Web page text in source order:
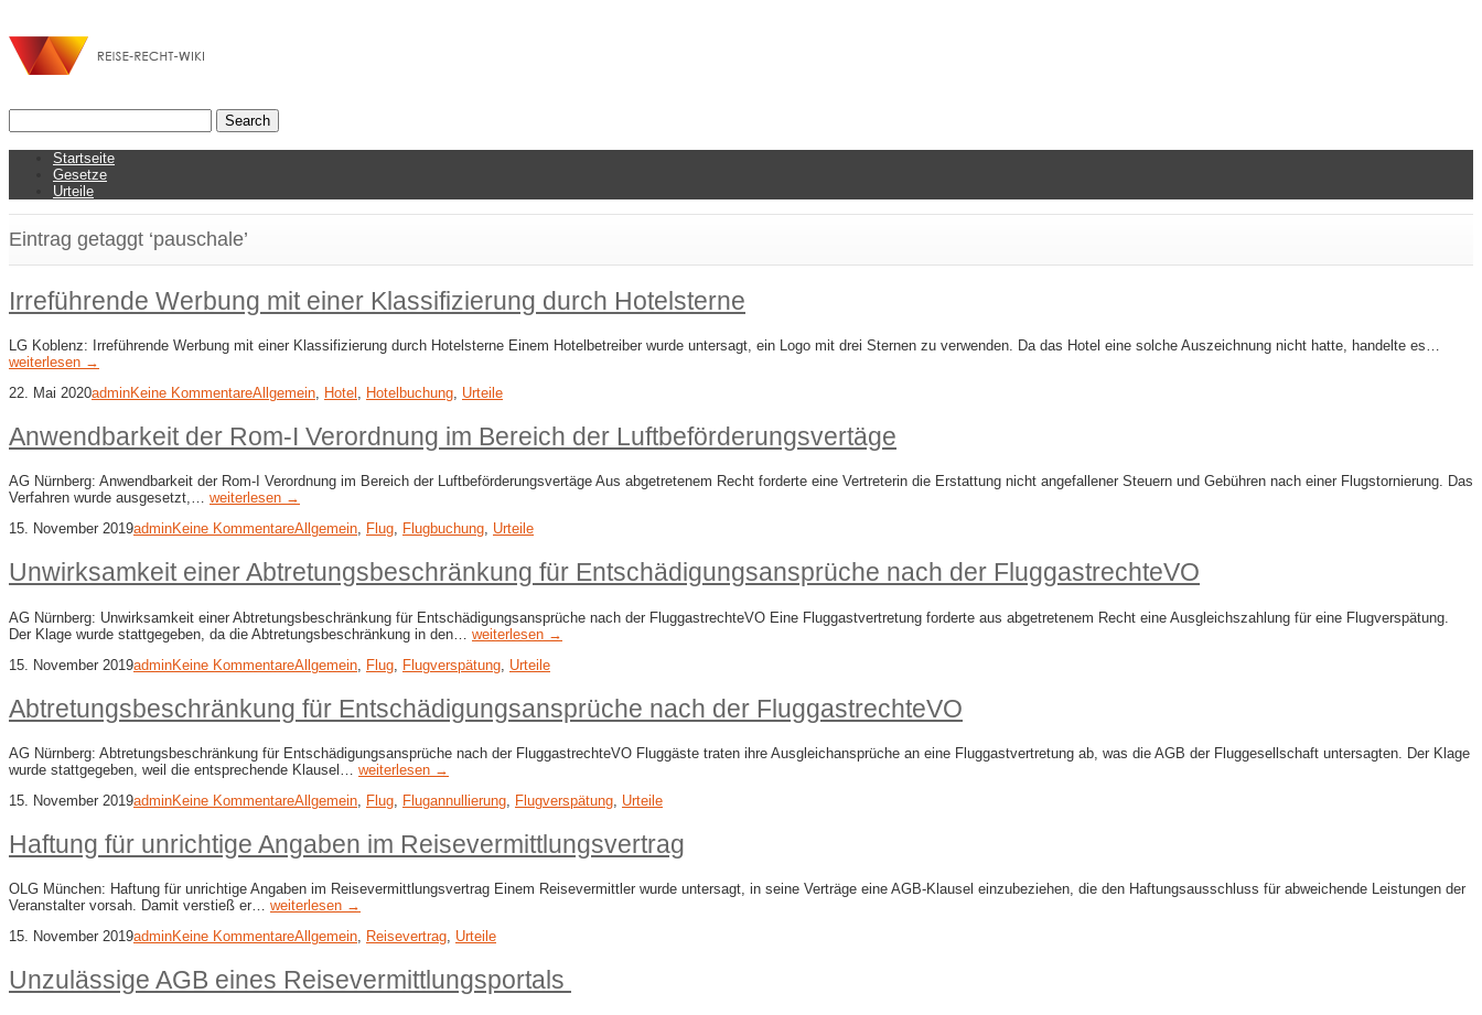
Startseite
Gesetze
Urteile
Eintrag getaggt ‘pauschale’
Irreführende Werbung mit einer Klassifizierung durch Hotelsterne
LG Koblenz: Irreführende Werbung mit einer Klassifizierung durch Hotelsterne Einem Hotelbetreiber wurde untersagt, ein Logo mit drei Sternen zu verwenden. Da das Hotel eine solche Auszeichnung nicht hatte, handelte es…
weiterlesen →
22. Mai 2020adminKeine KommentareAllgemein, Hotel , Hotelbuchung, Urteile
Anwendbarkeit der Rom-I Verordnung im Bereich der Luftbeförderungsvertäge
AG Nürnberg: Anwendbarkeit der Rom-I Verordnung im Bereich der Luftbeförderungsvertäge Aus abgetretenem Recht forderte eine Vertreterin die Erstattung nicht angefallener Steuern und Gebühren nach einer Flugstornierung. Das
Verfahren wurde ausgesetzt,… weiterlesen →
15. November 2019adminKeine KommentareAllgemein, Flug, Flugbuchung, Urteile
Unwirksamkeit einer Abtretungsbeschränkung für Entschädigungsansprüche nach der FluggastrechteVO
AG Nürnberg: Unwirksamkeit einer Abtretungsbeschränkung für Entschädigungsansprüche nach der FluggastrechteVO Eine Fluggastvertretung forderte aus abgetretenem Recht eine Ausgleichszahlung für eine Flugverspätung.
Der Klage wurde stattgegeben, da die Abtretungsbeschränkung in den… weiterlesen →
15. November 2019adminKeine KommentareAllgemein Flug Flugverspätung Urteile
Abtretungsbeschränkung für Entschädigungsansprüche nach der FluggastrechteVO
AG Nürnberg: Abtretungsbeschränkung für Entschädigungsansprüche nach der FluggastrechteVO Fluggäste traten ihre Ausgleichansprüche an eine Fluggastvertretung ab, was die AGB der Fluggesellschaft untersagten. Der Klage
wurde stattgegeben, weil die entsprechende Klausel… weiterlesen →
15. November 2019adminKeine KommentareAllgemein Flug Flugannullierung Flugverspätung Urteile
Haftung für unrichtige Angaben im Reisevermittlungsvertrag
OLG München: Haftung für unrichtige Angaben im Reisevermittlungsvertrag Einem Reisevermittler wurde untersagt, in seine Verträge eine AGB-Klausel einzubeziehen, die den Haftungsausschluss für abweichende Leistungen der
Veranstalter vorsah. Damit verstieß er… weiterlesen →
15. November 2019adminKeine KommentareAllgemein Reisevertrag Urteile
Unzulässige AGB eines Reisevermittlungsportals